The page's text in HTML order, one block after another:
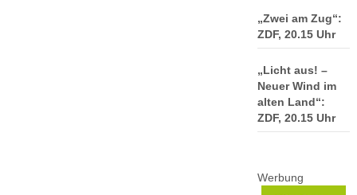
„Zwei am Zug“:
ZDF, 20.15 Uhr
„Licht aus! –
Neuer Wind im
alten Land“:
ZDF, 20.15 Uhr
Werbung